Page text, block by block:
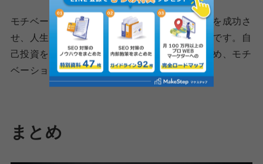
モチベーションの維持と自己投資も、資格取得を成功さ
せ、人生逆転を実現するための重要なポイントです。自
己投資を通じて、自分自身のスキルや知識を高め、モチ
ベーションを維持することが重要です。
まとめ